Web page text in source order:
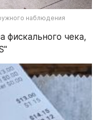
наблюдения
фискального чека,